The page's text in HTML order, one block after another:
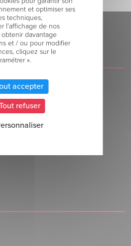
Hospitalier
et optimiser ses
techniques,
l'affichage de nos
obtenir davantage
et / ou pour modifier
cliquez sur le
».
accepter
refuser